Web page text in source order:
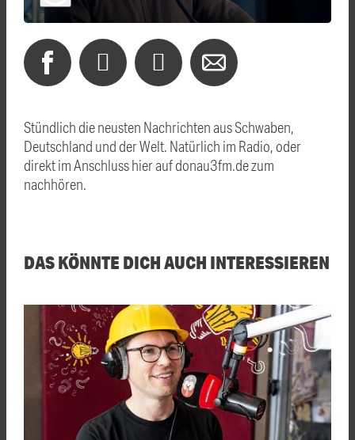
Stündlich die neusten Nachrichten aus Schwaben,
Deutschland und der Welt. Natürlich im Radio, oder
direkt im Anschluss hier auf donau3fm.de zum
nachhören.
DAS KÖNNTE DICH AUCH INTERESSIEREN